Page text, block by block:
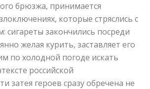
брюзжа, принимается
которые стряслись с
сигареты закончились посреди
желая курить, заставляет его
по холодной погоде искать
российской
затея героев сразу обречена не